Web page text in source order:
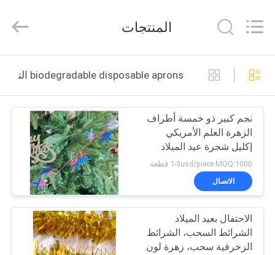
المنزل
المنتجات
فيديوهات
معلومات
عنا
جولة
and
Exporting
Rights
المنتجات
biodegradable disposable aprons التصنيع عبر الإنترنت
نجم كبير ذو خمسة أطراف
الزهرة العلم الأمريكي
إكليل شجرة عيد الميلاد
الزخرفة، سلك الزهرة عصا
العطلات
1-3usd/piece MOQ:1000 قطعة
الاتصال
الاحتفال بعيد الميلاد
الشرائط السحب، الشرائط
الزخرفية سحب، زهرة لون